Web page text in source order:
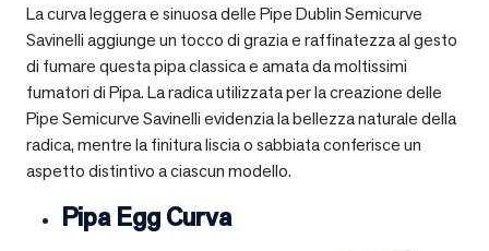
La curva leggera e sinuosa delle Pipe Dublin Semicurve
Savinelli aggiunge un tocco di grazia e raffinatezza al gesto
di fumare questa pipa classica e amata da moltissimi
fumatori di Pipa. La radica utilizzata per la creazione delle
Pipe Semicurve Savinelli evidenzia la bellezza naturale della
radica, mentre la finitura liscia o sabbiata conferisce un
aspetto distintivo a ciascun modello.
Pipa Egg Curva